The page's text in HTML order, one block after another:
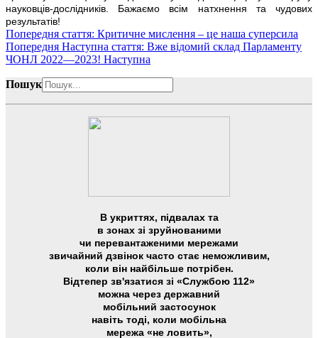
науковців-дослідників. Бажаємо всім натхнення та чудових
результатів!
Попередня стаття: Критичне мислення – це наша суперсила
Попередня Наступна стаття: Вже відомий склад Парламенту
ЧОНЛ 2022—2023! Наступна
Пошук
В укриттях, підвалах та
в зонах зі зруйнованими
чи перевантаженими мережами
звичайний дзвінок часто стає неможливим,
коли він найбільше потрібен.
Відтепер зв'язатися зі «Службою 112»
можна через державний
мобільний застосунок
навіть тоді, коли мобільна
мережа «не ловить»,